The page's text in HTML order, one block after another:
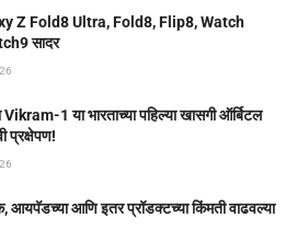
Z Fold8 Ultra, Fold8, Flip8, Watch
सादर
1 या भारताच्या पहिल्या खासगी ऑर्बिटल
प्रक्षेपण!
आणि इतर प्रॉडक्टच्या किंमती वाढवल्या